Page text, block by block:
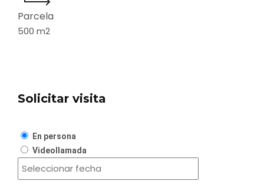
Parcela
500 m2
Solicitar visita
En persona
Videollamada